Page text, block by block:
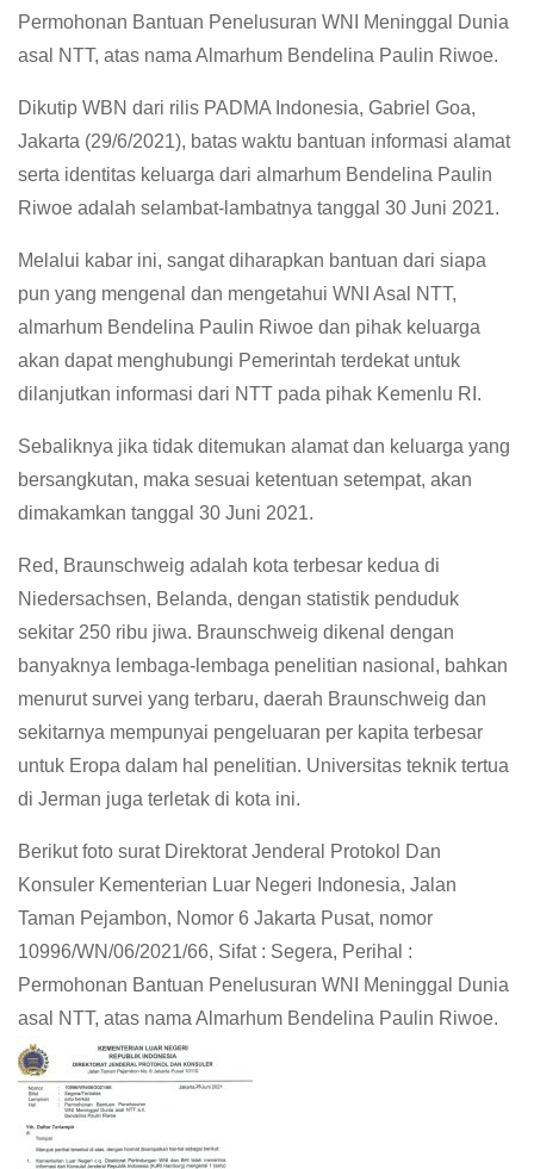
Permohonan Bantuan Penelusuran WNI Meninggal Dunia
asal NTT, atas nama Almarhum Bendelina Paulin Riwoe.
Dikutip WBN dari rilis PADMA Indonesia, Gabriel Goa,
Jakarta (29/6/2021), batas waktu bantuan informasi alamat
serta identitas keluarga dari almarhum Bendelina Paulin
Riwoe adalah selambat-lambatnya tanggal 30 Juni 2021.
Melalui kabar ini, sangat diharapkan bantuan dari siapa
pun yang mengenal dan mengetahui WNI Asal NTT,
almarhum Bendelina Paulin Riwoe dan pihak keluarga
akan dapat menghubungi Pemerintah terdekat untuk
dilanjutkan informasi dari NTT pada pihak Kemenlu RI.
Sebaliknya jika tidak ditemukan alamat dan keluarga yang
bersangkutan, maka sesuai ketentuan setempat, akan
dimakamkan tanggal 30 Juni 2021.
Red, Braunschweig adalah kota terbesar kedua di
Niedersachsen, Belanda, dengan statistik penduduk
sekitar 250 ribu jiwa. Braunschweig dikenal dengan
banyaknya lembaga-lembaga penelitian nasional, bahkan
menurut survei yang terbaru, daerah Braunschweig dan
sekitarnya mempunyai pengeluaran per kapita terbesar
untuk Eropa dalam hal penelitian. Universitas teknik tertua
di Jerman juga terletak di kota ini.
Berikut foto surat Direktorat Jenderal Protokol Dan
Konsuler Kementerian Luar Negeri Indonesia, Jalan
Taman Pejambon, Nomor 6 Jakarta Pusat, nomor
10996/WN/06/2021/66, Sifat : Segera, Perihal :
Permohonan Bantuan Penelusuran WNI Meninggal Dunia
asal NTT, atas nama Almarhum Bendelina Paulin Riwoe.